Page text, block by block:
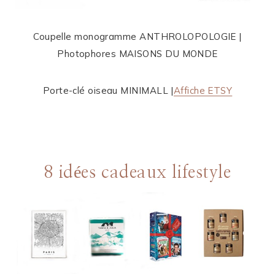
Coupelle monogramme ANTHROLOPOLOGIE |
Photophores MAISONS DU MONDE
Porte-clé oiseau MINIMALL |Affiche ETSY
8 idées cadeaux lifestyle